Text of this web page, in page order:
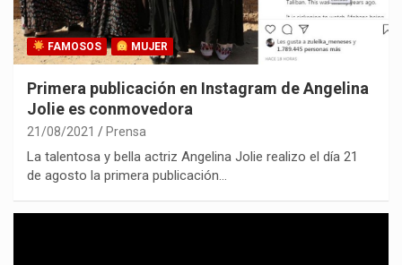
FAMOSOS MUJER
Primera publicación en Instagram de Angelina
Jolie es conmovedora
21/08/2021 Prensa
La talentosa y bella actriz Angelina Jolie realizo el día 21
de agosto la primera publicación…